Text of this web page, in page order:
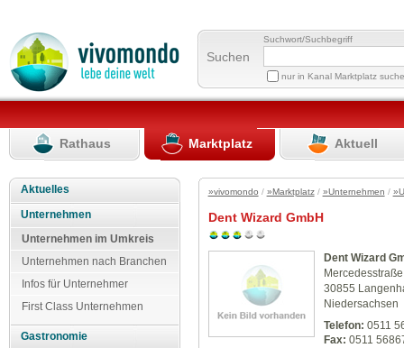
Suchen
Suchwort/Suchbegriff
nur in Kanal Marktplatz
Rathaus Marktplatz Aktuell
Aktuelles
Unternehmen
Unternehmen im Umkreis
Unternehmen nach Branchen
Infos für Unternehmer
First Class Unternehmen
Gastronomie
»vivomondo / »Marktplatz/ »Unternehmen /
Dent Wizard GmbH
Dent Wizard
30855
Niedersachsen
Telefon: 0511
Fax: 0511